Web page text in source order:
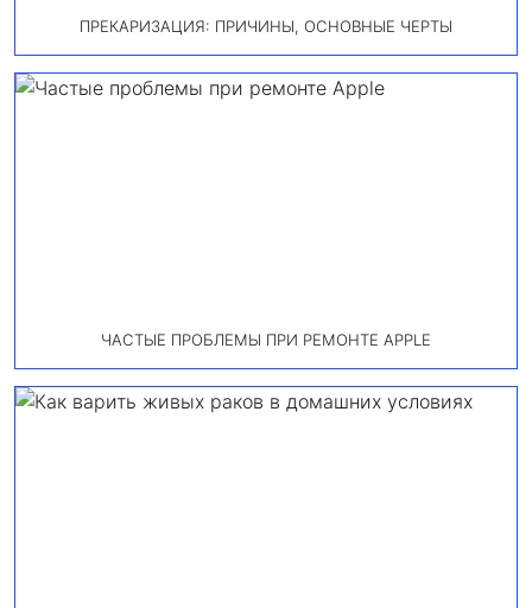
ПРЕКАРИЗАЦИЯ: ПРИЧИНЫ, ОСНОВНЫЕ ЧЕРТЫ
ЧАСТЫЕ ПРОБЛЕМЫ ПРИ РЕМОНТЕ APPLE